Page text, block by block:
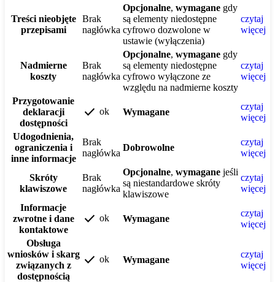
Treści nieobjęte
przepisami
Brak
nagłówka
Opcjonalne, wymagane gdy
są elementy niedostępne
cyfrowo dozwolone w
ustawie (wyłączenia)
czytaj
więcej
Nadmierne
koszty
Brak
nagłówka
Opcjonalne, wymagane gdy
są elementy niedostępne
cyfrowo wyłączone ze
względu na nadmierne koszty
czytaj
więcej
Przygotowanie
deklaracji
dostępności
check ok Wymagane
czytaj
więcej
Udogodnienia,
ograniczenia i
inne informacje
Brak
nagłówka
Dobrowolne
czytaj
więcej
Skróty
klawiszowe
Brak
nagłówka
Opcjonalne, wymagane jeśli
są niestandardowe skróty
klawiszowe
czytaj
więcej
Informacje
zwrotne i dane
kontaktowe
check ok Wymagane
czytaj
więcej
Obsługa
wniosków i skarg
związanych z
dostępnością
check ok Wymagane
czytaj
więcej